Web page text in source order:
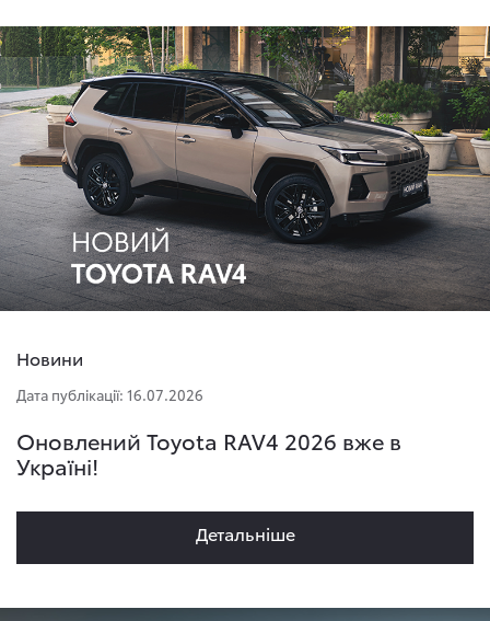
Новини
Дата публікації: 16.07.2026
Оновлений Toyota RAV4 2026 вже в
Україні!
Детальнiше